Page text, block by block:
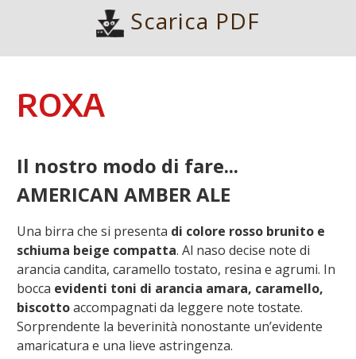
Scarica PDF
ROXA
Il nostro modo di fare...
AMERICAN AMBER ALE
Una birra che si presenta di colore rosso brunito e
schiuma beige compatta. Al naso decise note di
arancia candita, caramello tostato, resina e agrumi. In
bocca evidenti toni di arancia amara, caramello,
biscottoaccompagnati da leggere note tostate.
Sorprendente la beverinità nonostante un’evidente
amaricatura e una lieve astringenza.